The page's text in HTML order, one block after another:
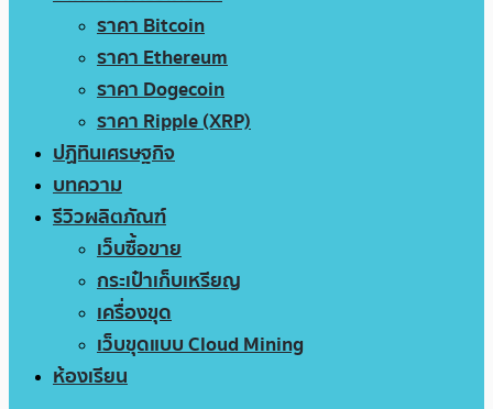
ราคา Bitcoin
ราคา Ethereum
ราคา Dogecoin
ราคา Ripple (XRP)
ปฏิทินเศรษฐกิจ
บทความ
รีวิวผลิตภัณฑ์
เว็บซื้อขาย
กระเป๋าเก็บเหรียญ
เครื่องขุด
เว็บขุดแบบ Cloud Mining
ห้องเรียน